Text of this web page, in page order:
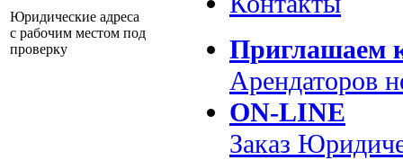
Юридические адреса
с рабочим местом под
проверку
Приглашаем
Арендаторов
ON-LINE
Заказ